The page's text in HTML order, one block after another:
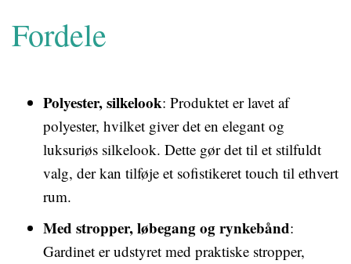
Fordele
Polyester, silkelook: Produktet er lavet af
polyester, hvilket giver det en elegant og
luksuriøs silkelook. Dette gør det til et stilfuldt
valg, der kan tilføje et sofistikeret touch til ethvert
rum.
Med stropper, løbegang og rynkebånd:
Gardinet er udstyret med praktiske stropper,